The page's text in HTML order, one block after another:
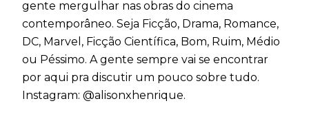
gente mergulhar nas obras do cinema
contemporâneo. Seja Ficção, Drama, Romance,
DC, Marvel, Ficção Científica, Bom, Ruim, Médio
ou Péssimo. A gente sempre vai se encontrar
por aqui pra discutir um pouco sobre tudo.
Instagram: @alisonxhenrique.